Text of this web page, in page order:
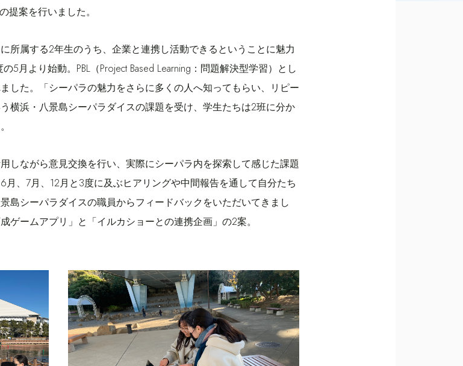
案を行いました。
所属する2年生のうち、企業と連携し活動できるということに魅力
5月より始動。PBL（Project Based Learning：問題解決型学習）とし
した。「シーパラの魅力をさらに多くの人へ知ってもらい、リピー
横浜・八景島シーパラダイスの課題を受け、学生たちは2班に分か
しながら意見交換を行い、実際にシーパラ内を探索して感じた課題
、7月、12月と3度に及ぶヒアリングや中間報告を通して自分たち
島シーパラダイスの職員からフィードバックをいただいてきまし
ゲームアプリ」と「イルカショーとの連携企画」の2案。